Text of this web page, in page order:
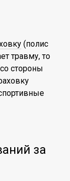
(полис
травму, то
стороны
за